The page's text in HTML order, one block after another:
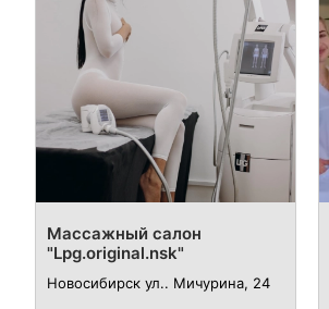
Массажный салон
"Lpg.original.nsk"
Новосибирск ул.. Мичурина, 24